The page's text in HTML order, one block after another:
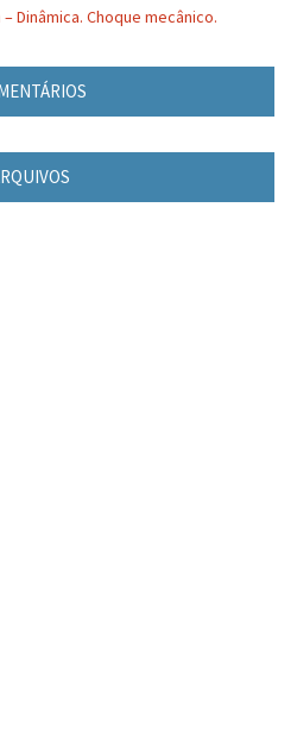
Dinâmica. Choque mecânico.